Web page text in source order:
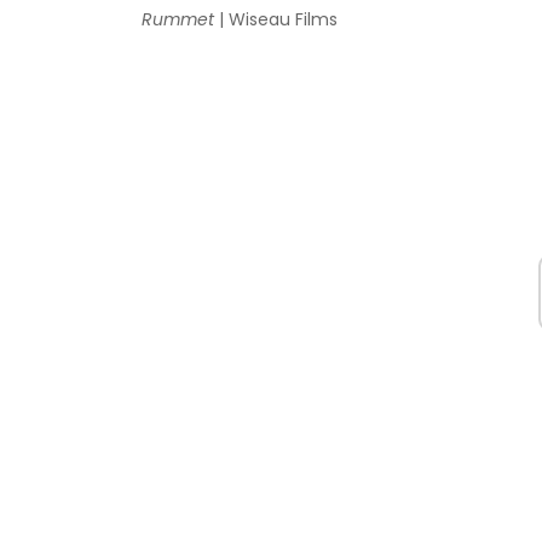
Rummet| Wiseau Films